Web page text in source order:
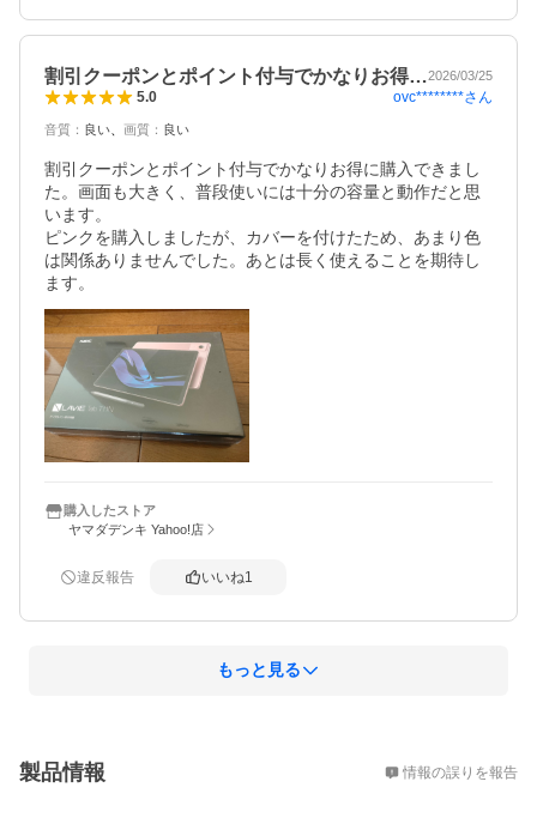
割引クーポンとポイント付与でかなりお得…2026/03/25
5.0 ovc********さん
音質 ： 良い 画質 ： 良い
割引クーポンとポイント付与でかなりお得に購入できまし
た。画面も大きく、普段使いには十分の容量と動作だと思
います。
ピンクを購入しましたが、カバーを付けたため、あまり色
は関係ありませんでした。あとは長く使えることを期待し
ます。
購入したストア
ヤマダデンキ Yahoo!店
違反報告 いいね1
もっと見る
製品情報 情報の誤りを報告